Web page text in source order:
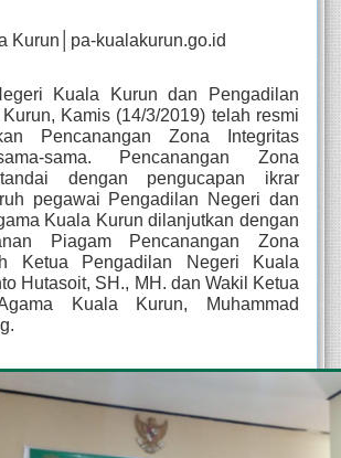
Kurun│pa-kualakurun.go.id
Kuala Kurun dan Pengadilan
Kamis (14/3/2019) telah resmi
Pencanangan Zona Integritas
sama. Pencanangan Zona
dengan pengucapan ikrar
pegawai Pengadilan Negeri dan
Kuala Kurun dilanjutkan dengan
Piagam Pencanangan Zona
Ketua Pengadilan Negeri Kuala
Hutasoit, SH., MH. dan Wakil Ketua
Kuala Kurun, Muhammad